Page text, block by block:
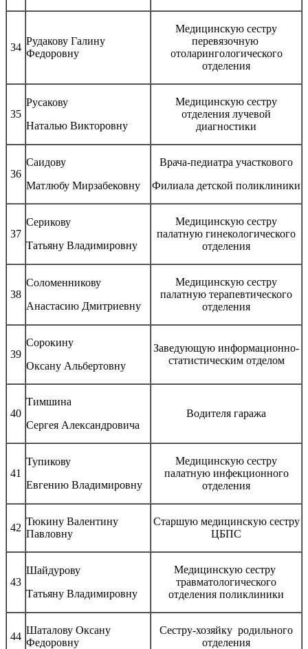
34
Рудакову Галину
Федоровну
Медицинскую сестру
перевязочную
отоларингологического
отделения
35
Русакову
Наталью Викторовну
Медицинскую сестру
отделения лучевой
диагностики
36
Саидову
Матлюбу Мирзабековну
Врача-педиатра участкового
Филиала детской поликлиники
37
Серикову
Татьяну Владимировну
Медицинскую сестру
палатную гинекологического
отделения
38
Соломенникову
Анастасию Дмитриевну
Медицинскую сестру
палатную терапевтического
отделения
39
Сорокину
Оксану Альбертовну
Заведующую информационно-
статистическим отделом
40
Тимшина
Сергея Александровича
Водителя гаража
41
Тупикову
Евгению Владимировну
Медицинскую сестру
палатную инфекционного
отделения
42
Тюкину Валентину
Павловну
Старшую медицинскую сестру
ЦБПС
43
Шайдурову
Татьяну Владимировну
Медицинскую сестру
травматологического
отделения поликлиники
44
Шаталову Оксану
Федоровну
Сестру-хозяйку родильного
отделения